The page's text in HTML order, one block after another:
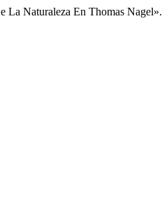
La Naturaleza En Thomas Nagel».